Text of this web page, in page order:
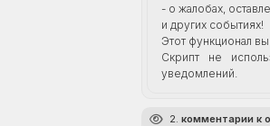
- о жалобах,
и других событиях!
Этот функционал
Скрипт не
уведомлений.
2. комментарии к